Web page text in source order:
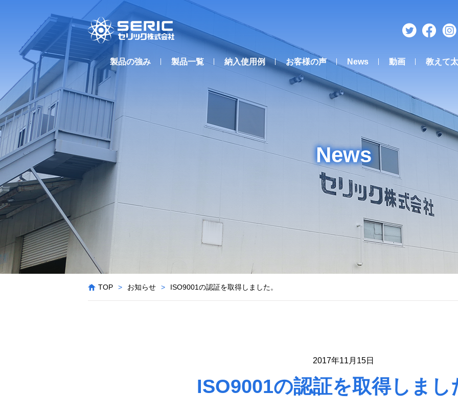
製品の強み 製品一覧 納入使用例 お客様の声 News 動画 教えて
News
TOP > お知らせ > ISO9001の認証を取得しました。
2017年11月15日
ISO9001の認証を取得しまし